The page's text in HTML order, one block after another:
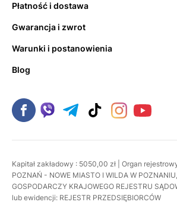
Płatność i dostawa
Gwarancja i zwrot
Warunki i postanowienia
Blog
Kapitał zakładowy : 5050,00 zł | Organ
POZNAŃ - NOWE MIASTO I WILDA W
GOSPODARCZY KRAJOWEGO REJESTRU
lub ewidencji: REJESTR PRZEDSIĘBIORCÓW